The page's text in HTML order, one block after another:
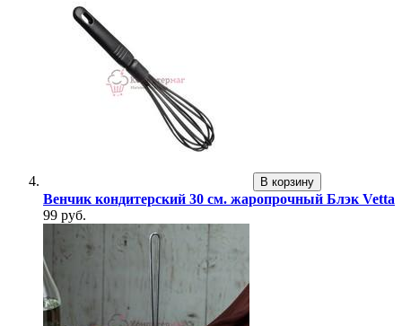
В корзину
Венчик кондитерский 30 см. жаропрочный Блэк Vetta
99 руб.